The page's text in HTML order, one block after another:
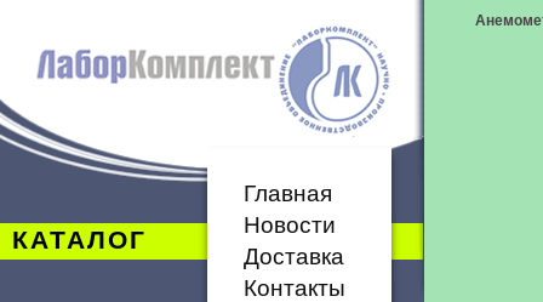
КАТАЛОГ
Главная
Новости
Доставка
Контакты